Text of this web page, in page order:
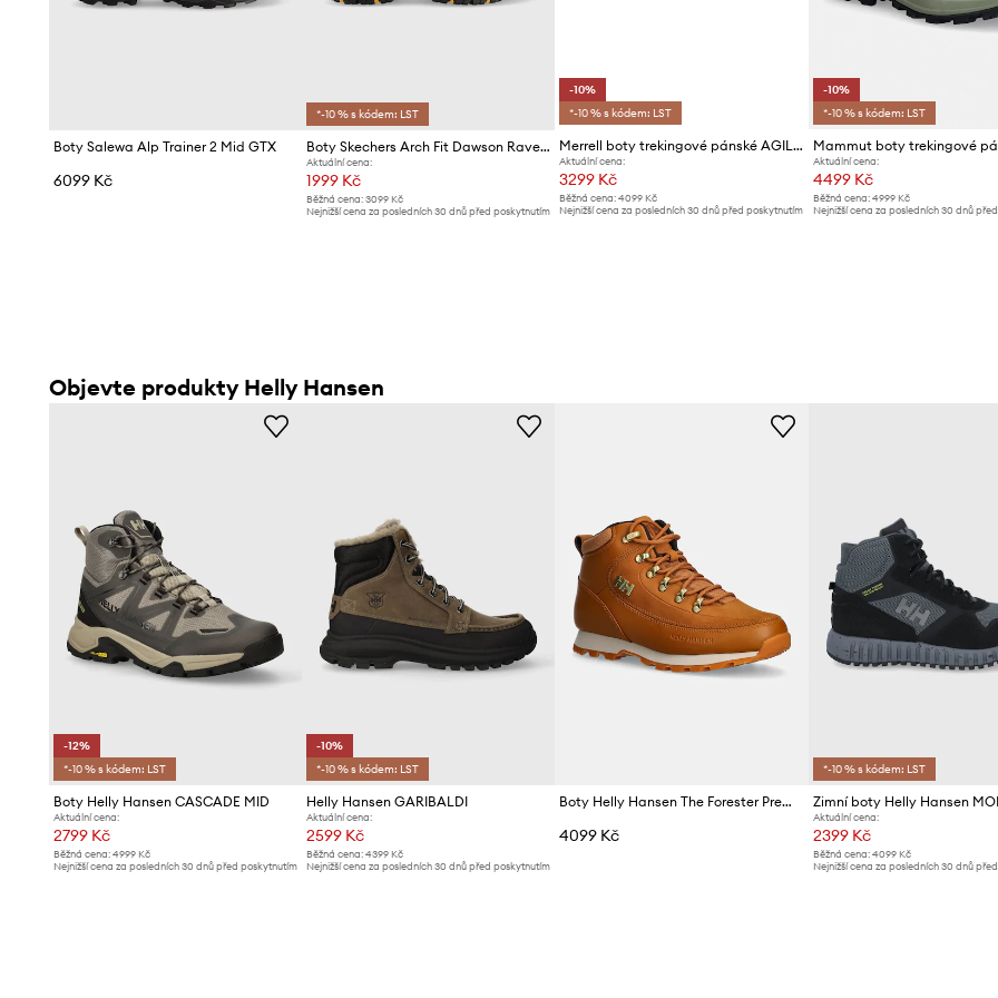
Boty Salewa Alp Trainer 2 Mid GTX
6099 Kč
*-10 % s kódem: LST
Boty Skechers Arch Fit Dawson Raveno
Aktuální cena:
1999 Kč
Běžná cena:3099 Kč
Nejnižší cena za posledních 30 dnů před poskytnutím
-10%
*-10 % s kódem: LST
Merrell boty trekingové pánské AGILITY PEAK 6
Aktuální cena:
3299 Kč
Běžná cena: 4099 Kč
Nejnižší cena za posledních 30 dnů před poskytnutím
-10%
*-10 % s kódem: LST
Aktuální cena:
4499 Kč
Běžná cena: 4999 Kč
Nejnižší cena za posledních 30 dnů
Objevte produkty Helly Hansen
-12%
*-10 % s kódem: LST
Boty Helly Hansen CASCADE MID
Aktuální cena:
2799 Kč
Běžná cena: 4999 Kč
Nejnižší cena za posledních 30 dnů před poskytnutím
-10%
*-10 % s kódem: LST
Helly Hansen GARIBALDI
Aktuální cena:
2599 Kč
Běžná cena:4399 Kč
Nejnižší cena za posledních 30 dnů před poskytnutím
Boty Helly Hansen The Forester Premium
4099 Kč
*-10 % s kódem: LST
Zimní boty Helly Hansen
Aktuální cena:
2399 Kč
Běžná cena: 4099 Kč
Nejnižší cena za posledních 30 dnů